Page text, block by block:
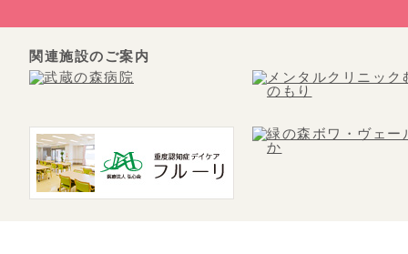
関連施設のご案内